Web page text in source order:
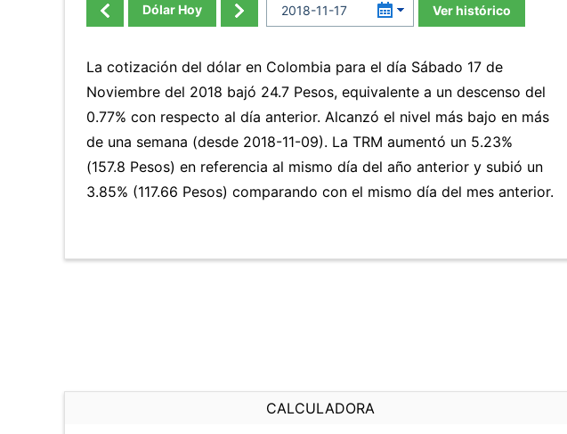
Dólar Hoy Ver histórico
La cotización del dólar en Colombia para el día Sábado 17 de
Noviembre del 2018 bajó 24.7 Pesos, equivalente a un descenso del
0.77% con respecto al día anterior. Alcanzó el nivel más bajo en más
de una semana (desde 2018-11-09). La TRM aumentó un 5.23%
(157.8 Pesos) en referencia al mismo día del año anterior y subió un
3.85% (117.66 Pesos) comparando con el mismo día del mes anterior.
CALCULADORA